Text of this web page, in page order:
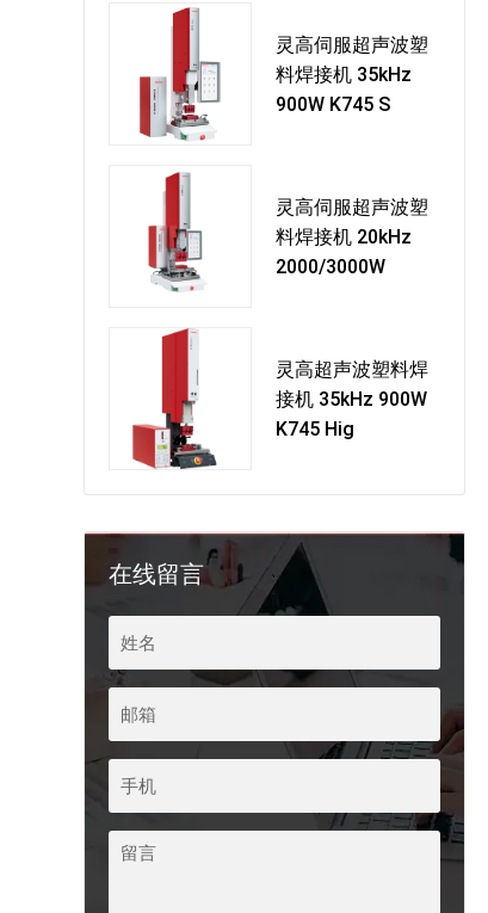
灵高伺服超声波塑
料焊接机 35kHz
900W K745 S
灵高伺服超声波塑
料焊接机 20kHz
2000/3000W
灵高超声波塑料焊
接机 35kHz 900W
K745 Hig
在线留言